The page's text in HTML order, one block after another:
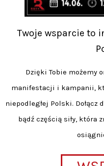
Twoje wsparcie to
Dzięki Tobie możemy
manifestacji i kampanii,
niepodległej Polski. Dołącz
bądź częścią siły, która